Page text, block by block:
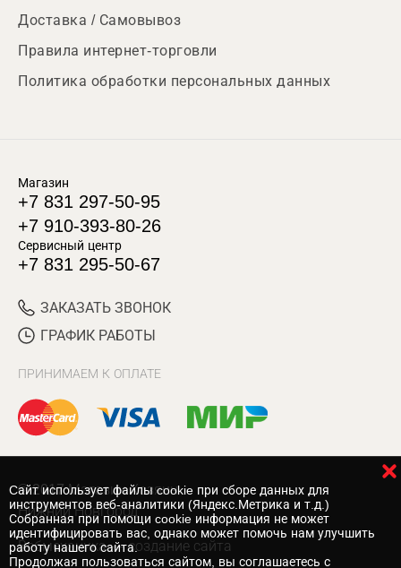
Доставка / Самовывоз
Правила интернет-торговли
Политика обработки персональных данных
Магазин
+7 831 297-50-95
+7 910-393-80-26
Сервисный центр
+7 831 295-50-67
ЗАКАЗАТЬ ЗВОНОК
ГРАФИК РАБОТЫ
ПРИНИМАЕМ К ОПЛАТЕ
© 2017 Магазин Хозяин
Нижний Новгород
Вебмеханика— создание сайта
Cайт использует файлы cookie при сборе данных для
инструментов веб-аналитики (Яндекс.Метрика и т.д.)
Собранная при помощи cookie информация не может
идентифицировать вас, однако может помочь нам улучшить
работу нашего сайта.
Продолжая пользоваться сайтом, вы соглашаетесь с